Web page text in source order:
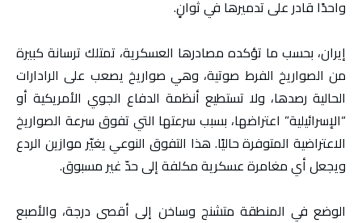
واحدًا قادر على تدميرها في ثوانٍ.
إيران، بحسب ما تؤكده مصادرها العسكرية، تمتلك ترسانة كبيرة
من الصواريخ الفرط صوتية، وهي صواريخ يصعب على الرادارات
الحالية رصدها، ولا تستطيع أنظمة الدفاع الجوي الأمريكية أو
“الإسرائيلية” اعتراضها، بسبب سرعتها التي تفوق سرعة الصواريخ
الاعتراضية المتوفرة حاليًا. هذا التفوق النوعي يغيّر موازين الردع
ويجعل أي مغامرة عسكرية مكلفة إلى حدّ غير مسبوق.
الوضع في المنطقة متشنج وساخن إلى أقصى درجة، والأصبع